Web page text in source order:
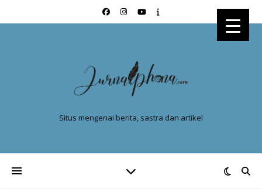
Situs mengenai berita, sastra dan artikel